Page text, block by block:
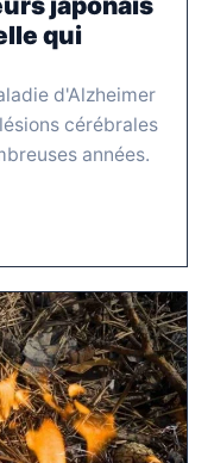
qui
d'Alzheimer
cérébrales
années.